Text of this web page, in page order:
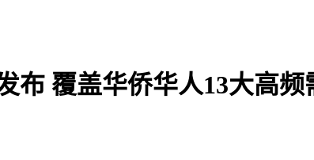
布 覆盖华侨华人13大高频